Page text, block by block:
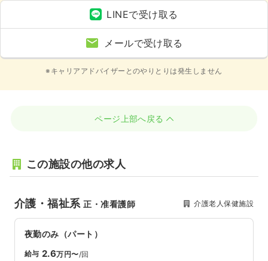
LINEで受け取る
メールで受け取る
※キャリアアドバイザーとのやりとりは発生しません
ページ上部へ戻る
この施設の他の求人
介護・福祉系正・准看護師 介護老人保健施設
夜勤のみ（パート）
給与 2.6万円〜/回